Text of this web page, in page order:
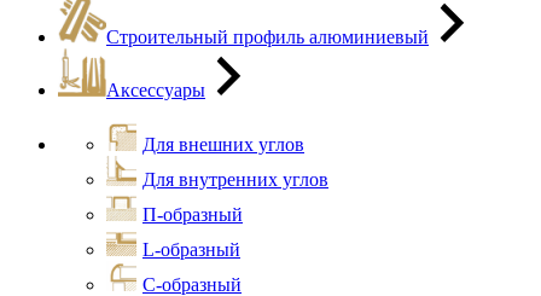
Строительный профиль алюминиевый
Аксессуары
Для внешних углов
Для внутренних углов
П-образный
L-образный
С-образный